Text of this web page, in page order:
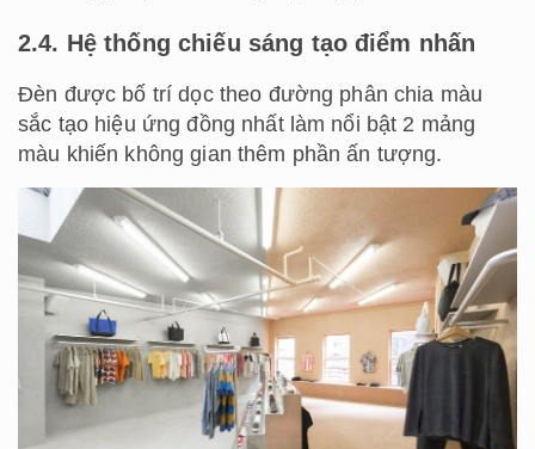
2.4. Hệ thống chiếu sáng tạo điểm nhấn
Đèn được bố trí dọc theo đường phân chia màu
sắc tạo hiệu ứng đồng nhất làm nổi bật 2 mảng
màu khiến không gian thêm phần ấn tượng.